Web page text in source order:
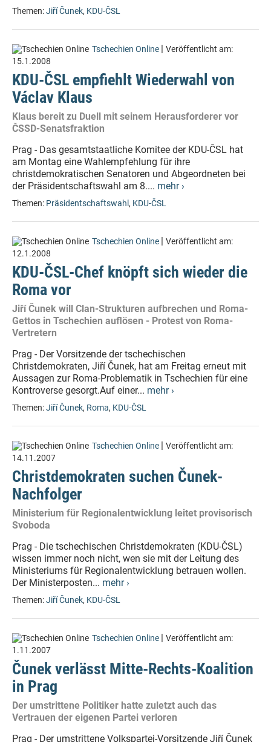
Themen:Jiří Čunek, KDU-ČSL
Tschechien Online | Veröffentlicht am:
15.1.2008
KDU-ČSL empfiehlt Wiederwahl von
Václav Klaus
Klaus bereit zu Duell mit seinem Herausforderer vor
ČSSD-Senatsfraktion
Prag - Das gesamtstaatliche Komitee der KDU-ČSL hat
am Montag eine Wahlempfehlung für ihre
christdemokratischen Senatoren und Abgeordneten bei
der Präsidentschaftswahl am 8.... mehr ›
Themen: Präsidentschaftswahl , KDU-ČSL
Tschechien Online | Veröffentlicht am:
12.1.2008
KDU-ČSL-Chef knöpft sich wieder die
Roma vor
Jiří Čunek will Clan-Strukturen aufbrechen und Roma-
Gettos in Tschechien auflösen - Protest von Roma-
Vertretern
Prag - Der Vorsitzende der tschechischen
Christdemokraten, Jiří Čunek, hat am Freitag erneut mit
Aussagen zur Roma-Problematik in Tschechien für eine
Kontroverse gesorgt.Auf einer... mehr ›
Themen:Jiří Čunek, Roma, KDU-ČSL
Tschechien Online | Veröffentlicht am:
14.11.2007
Christdemokraten suchen Čunek-
Nachfolger
Ministerium für Regionalentwicklung leitet provisorisch
Svoboda
Prag - Die tschechischen Christdemokraten (KDU-ČSL)
wissen immer noch nicht, wen sie mit der Leitung des
Ministeriums für Regionalentwicklung betrauen wollen.
Der Ministerposten... mehr ›
Themen:Jiří Čunek, KDU-ČSL
Tschechien Online | Veröffentlicht am:
1.11.2007
Čunek verlässt Mitte-Rechts-Koalition
in Prag
Der umstrittene Politiker hatte zuletzt auch das
Vertrauen der eigenen Partei verloren
Prag - Der umstrittene Volkspartei-Vorsitzende Jiří Čunek